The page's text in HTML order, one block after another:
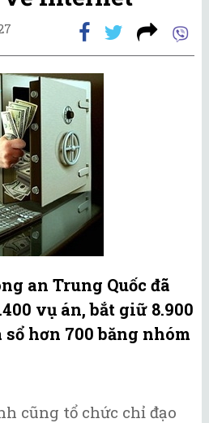
an Trung Quốc đã
vụ án, bắt giữ 8.900
hơn 700 băng nhóm
cũng tổ chức chỉ đạo